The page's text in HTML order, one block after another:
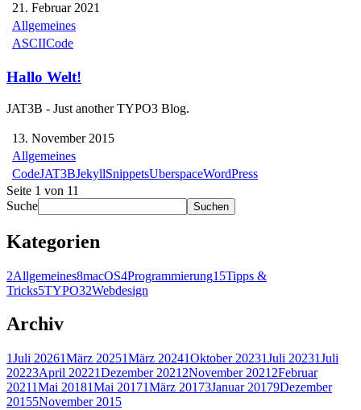
21. Februar 2021
Allgemeines
ASCIICode
Hallo Welt!
JAT3B - Just another TYPO3 Blog.
13. November 2015
Allgemeines
CodeJAT3BJekyllSnippetsUberspaceWordPress
Seite 1 von 11
Suche
Suchen
Kategorien
2Allgemeines8macOS4Programmierung15Tipps &
Tricks5TYPO32Webdesign
Archiv
1Juli 20261März 20251März 20241Oktober 20231Juli 20231Juli
20223April 20221Dezember 2021 2November 2021 2Februar
20211Mai 20181Mai 20171März 20173Januar 20179Dezember
20155November 2015